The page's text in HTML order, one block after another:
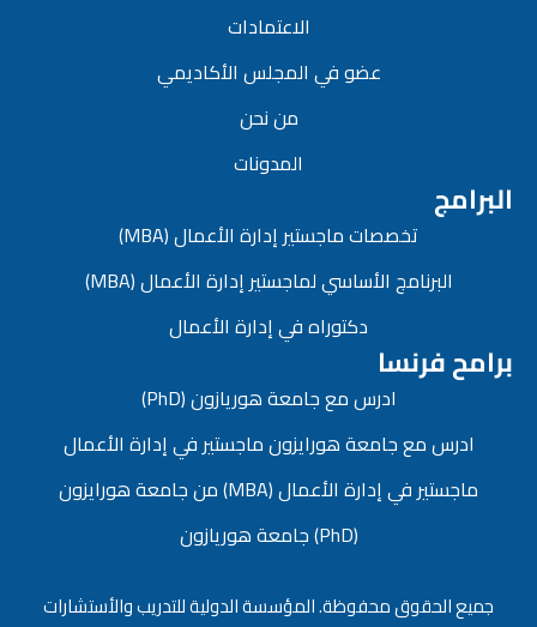
البرامج
تخصصات ماجستير إدارة الأعمال (MBA)
البرنامج الأساسي لماجستير إدارة الأعمال (MBA)
دكتوراه في إدارة الأعمال
برامح فرنسا
ادرس مع جامعة هوريازون (PhD)
ادرس مع جامعة هورايزون ماجستير في إدارة الأعمال
ماجستير في إدارة الأعمال (MBA) من جامعة هورايزون
(PhD) جامعة هوريازون
الاعتمادات
عضو في المجلس الأكاديمي
من نحن
المدونات
جميع الحقوق محفوظة. المؤسسة الدولية للتدريب والأستشارات